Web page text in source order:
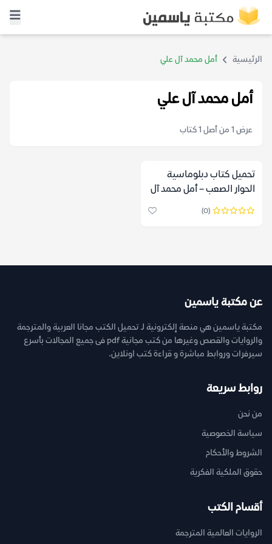
الرئيسية أمل محمد آل علي
أمل محمد آل علي
عرض 1 من أصل 1 كتاب
تحميل كتاب دبلوماسية
الحوار الصعب – أمل محمد آل
علي
(0)
عن مكتبة ياسمين
مكتبة ياسمين هي منصة إلكترونية لـ تحميل الكتب مجانا العربية والمترجمة
والروايات والقصص وغيرها من كتب مجانية pdf فى جميع المجالات بأسرع
سيرفرات وروابط مباشرة و قراءة كتب اونلاين.
روابط سريعة
من نحن
سياسة الخصوصية
الشروط والأحكام
حقوق الملكية الفكرية
أقسام الكتب
الروايات العالمية المترجمة